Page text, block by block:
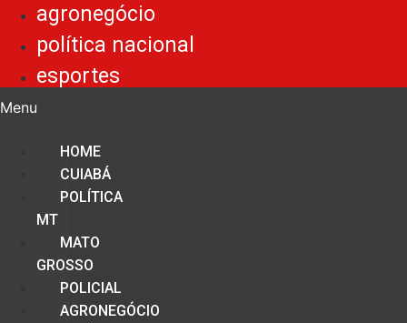
agronegócio
política nacional
esportes
Menu
HOME
CUIABÁ
POLÍTICA
MT
MATO
GROSSO
POLICIAL
AGRONEGÓCIO